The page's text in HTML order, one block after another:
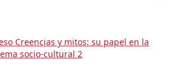
Creencias y mitos: su papel en la
socio-cultural 2